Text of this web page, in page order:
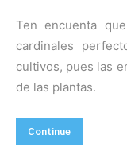
Ten encuenta
cardinales
cultivos, pues las
de las plantas.
Continue